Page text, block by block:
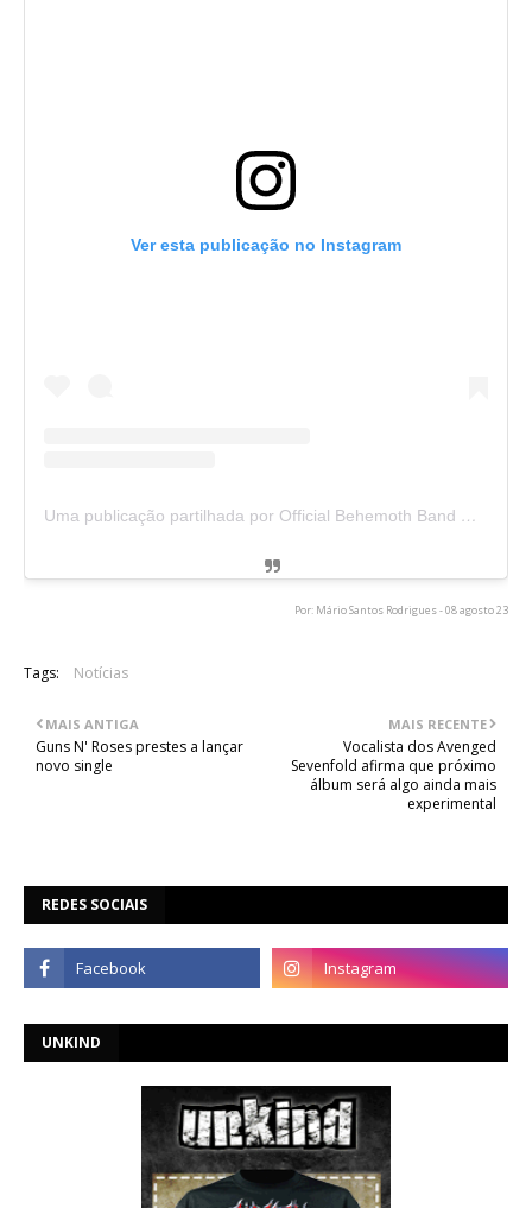
Ver esta publicação no Instagram
Uma publicação partilhada por Official Behemoth Band Merch (@behemothwebstore)
Por: Mário Santos Rodrigues - 08 agosto 23
Tags: Notícias
MAIS RECENTE
Vocalista dos Avenged
Sevenfold afirma que próximo
álbum será algo ainda mais
experimental
MAIS ANTIGA
Guns N' Roses prestes a lançar
novo single
REDES SOCIAIS
UNKIND